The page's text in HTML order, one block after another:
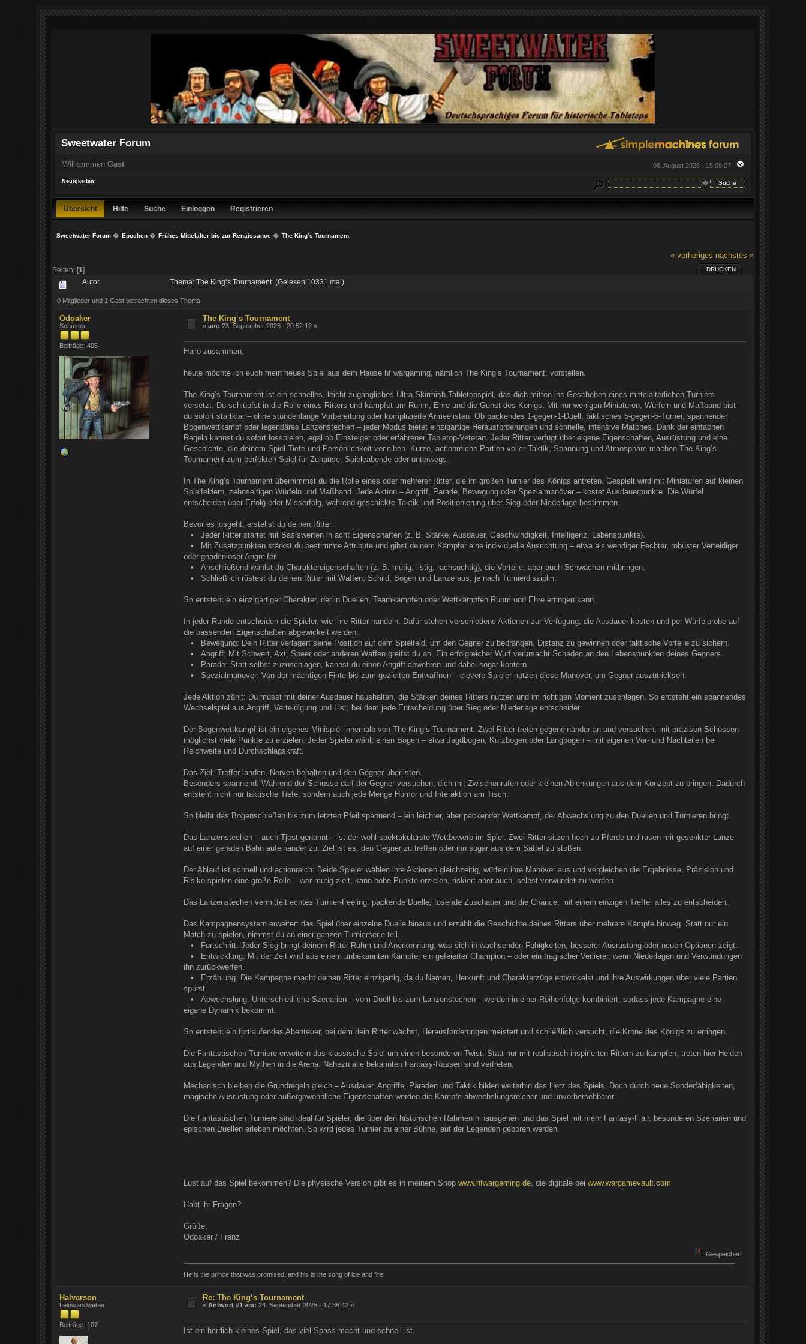
Sweetwater Forum
08. August 2026 - 15:09:07
Willkommen Gast
�
Neuigkeiten:
Übersicht Hilfe Suche Einloggen Registrieren
Sweetwater Forum� Epochen� Frühes Mittelalter bis zur Renaissance� The King‘s Tournament
« vorheriges nächstes »
Seiten: [1] DRUCKEN
Autor Thema: The King‘s Tournament (Gelesen 10331 mal)
0 Mitglieder und 1 Gast betrachten dieses Thema.
Odoaker
Schuster
Beiträge: 405
The King‘s Tournament
«am: 23. September 2025 - 20:52:12 »
Hallo zusammen,
heute möchte ich euch mein neues Spiel aus dem Hause hf wargaming, nämlich The King‘s Tournament, vorstellen.
The King’s Tournament ist ein schnelles, leicht zugängliches Ultra-Skirmish-Tabletopspiel, das dich mitten ins Geschehen eines mittelalterlichen Turniers
versetzt. Du schlüpfst in die Rolle eines Ritters und kämpfst um Ruhm, Ehre und die Gunst des Königs. Mit nur wenigen Miniaturen, Würfeln und Maßband bist
du sofort startklar – ohne stundenlange Vorbereitung oder komplizierte Armeelisten. Ob packendes 1-gegen-1-Duell, taktisches 5-gegen-5-Turnei, spannender
Bogenwettkampf oder legendäres Lanzenstechen – jeder Modus bietet einzigartige Herausforderungen und schnelle, intensive Matches. Dank der einfachen
Regeln kannst du sofort losspielen, egal ob Einsteiger oder erfahrener Tabletop-Veteran. Jeder Ritter verfügt über eigene Eigenschaften, Ausrüstung und eine
Geschichte, die deinem Spiel Tiefe und Persönlichkeit verleihen. Kurze, actionreiche Partien voller Taktik, Spannung und Atmosphäre machen The King’s
Tournament zum perfekten Spiel für Zuhause, Spieleabende oder unterwegs.
In The King’s Tournament übernimmst du die Rolle eines oder mehrerer Ritter, die im großen Turnier des Königs antreten. Gespielt wird mit Miniaturen auf kleinen
Spielfeldern, zehnseitigen Würfeln und Maßband. Jede Aktion – Angriff, Parade, Bewegung oder Spezialmanöver – kostet Ausdauerpunkte. Die Würfel
entscheiden über Erfolg oder Misserfolg, während geschickte Taktik und Positionierung über Sieg oder Niederlage bestimmen.
Bevor es losgeht, erstellst du deinen Ritter:
• Jeder Ritter startet mit Basiswerten in acht Eigenschaften (z. B. Stärke, Ausdauer, Geschwindigkeit, Intelligenz, Lebenspunkte).
• Mit Zusatzpunkten stärkst du bestimmte Attribute und gibst deinem Kämpfer eine individuelle Ausrichtung – etwa als wendiger Fechter, robuster Verteidiger
oder gnadenloser Angreifer.
• Anschließend wählst du Charaktereigenschaften (z. B. mutig, listig, rachsüchtig), die Vorteile, aber auch Schwächen mitbringen.
• Schließlich rüstest du deinen Ritter mit Waffen, Schild, Bogen und Lanze aus, je nach Turnierdisziplin.
So entsteht ein einzigartiger Charakter, der in Duellen, Teamkämpfen oder Wettkämpfen Ruhm und Ehre erringen kann.
In jeder Runde entscheiden die Spieler, wie ihre Ritter handeln. Dafür stehen verschiedene Aktionen zur Verfügung, die Ausdauer kosten und per Würfelprobe auf
die passenden Eigenschaften abgewickelt werden:
• Bewegung: Dein Ritter verlagert seine Position auf dem Spielfeld, um den Gegner zu bedrängen, Distanz zu gewinnen oder taktische Vorteile zu sichern.
• Angriff: Mit Schwert, Axt, Speer oder anderen Waffen greifst du an. Ein erfolgreicher Wurf verursacht Schaden an den Lebenspunkten deines Gegners.
• Parade: Statt selbst zuzuschlagen, kannst du einen Angriff abwehren und dabei sogar kontern.
• Spezialmanöver: Von der mächtigen Finte bis zum gezielten Entwaffnen – clevere Spieler nutzen diese Manöver, um Gegner auszutricksen.
Jede Aktion zählt: Du musst mit deiner Ausdauer haushalten, die Stärken deines Ritters nutzen und im richtigen Moment zuschlagen. So entsteht ein spannendes
Wechselspiel aus Angriff, Verteidigung und List, bei dem jede Entscheidung über Sieg oder Niederlage entscheidet.
Der Bogenwettkampf ist ein eigenes Minispiel innerhalb von The King’s Tournament. Zwei Ritter treten gegeneinander an und versuchen, mit präzisen Schüssen
möglichst viele Punkte zu erzielen. Jeder Spieler wählt einen Bogen – etwa Jagdbogen, Kurzbogen oder Langbogen – mit eigenen Vor- und Nachteilen bei
Reichweite und Durchschlagskraft.
Das Ziel: Treffer landen, Nerven behalten und den Gegner überlisten.
Besonders spannend: Während der Schüsse darf der Gegner versuchen, dich mit Zwischenrufen oder kleinen Ablenkungen aus dem Konzept zu bringen. Dadurch
entsteht nicht nur taktische Tiefe, sondern auch jede Menge Humor und Interaktion am Tisch.
So bleibt das Bogenschießen bis zum letzten Pfeil spannend – ein leichter, aber packender Wettkampf, der Abwechslung zu den Duellen und Turnieren bringt.
Das Lanzenstechen – auch Tjost genannt – ist der wohl spektakulärste Wettbewerb im Spiel. Zwei Ritter sitzen hoch zu Pferde und rasen mit gesenkter Lanze
auf einer geraden Bahn aufeinander zu. Ziel ist es, den Gegner zu treffen oder ihn sogar aus dem Sattel zu stoßen.
Der Ablauf ist schnell und actionreich: Beide Spieler wählen ihre Aktionen gleichzeitig, würfeln ihre Manöver aus und vergleichen die Ergebnisse. Präzision und
Risiko spielen eine große Rolle – wer mutig zielt, kann hohe Punkte erzielen, riskiert aber auch, selbst verwundet zu werden.
Das Lanzenstechen vermittelt echtes Turnier-Feeling: packende Duelle, tosende Zuschauer und die Chance, mit einem einzigen Treffer alles zu entscheiden.
Das Kampagnensystem erweitert das Spiel über einzelne Duelle hinaus und erzählt die Geschichte deines Ritters über mehrere Kämpfe hinweg. Statt nur ein
Match zu spielen, nimmst du an einer ganzen Turnierserie teil.
• Fortschritt: Jeder Sieg bringt deinem Ritter Ruhm und Anerkennung, was sich in wachsenden Fähigkeiten, besserer Ausrüstung oder neuen Optionen zeigt.
• Entwicklung: Mit der Zeit wird aus einem unbekannten Kämpfer ein gefeierter Champion – oder ein tragischer Verlierer, wenn Niederlagen und Verwundungen
ihn zurückwerfen.
• Erzählung: Die Kampagne macht deinen Ritter einzigartig, da du Namen, Herkunft und Charakterzüge entwickelst und ihre Auswirkungen über viele Partien
spürst.
• Abwechslung: Unterschiedliche Szenarien – vom Duell bis zum Lanzenstechen – werden in einer Reihenfolge kombiniert, sodass jede Kampagne eine
eigene Dynamik bekommt.
So entsteht ein fortlaufendes Abenteuer, bei dem dein Ritter wächst, Herausforderungen meistert und schließlich versucht, die Krone des Königs zu erringen.
Die Fantastischen Turniere erweitern das klassische Spiel um einen besonderen Twist: Statt nur mit realistisch inspirierten Rittern zu kämpfen, treten hier Helden
aus Legenden und Mythen in die Arena. Nahezu alle bekannten Fantasy-Rassen sind vertreten.
Mechanisch bleiben die Grundregeln gleich – Ausdauer, Angriffe, Paraden und Taktik bilden weiterhin das Herz des Spiels. Doch durch neue Sonderfähigkeiten,
magische Ausrüstung oder außergewöhnliche Eigenschaften werden die Kämpfe abwechslungsreicher und unvorhersehbarer.
Die Fantastischen Turniere sind ideal für Spieler, die über den historischen Rahmen hinausgehen und das Spiel mit mehr Fantasy-Flair, besonderen Szenarien und
epischen Duellen erleben möchten. So wird jedes Turnier zu einer Bühne, auf der Legenden geboren werden.
Lust auf das Spiel bekommen? Die physische Version gibt es in meinem Shop www.hfwargaming.de, die digitale bei www.wargamevault.com
Habt ihr Fragen?
Grüße,
Odoaker / Franz
Gespeichert
He is the prince that was promised, and his is the song of ice and fire.
Halvarson
Leinwandweber
Beiträge: 107
Re: The King‘s Tournament
«Antwort #1 am: 24. September 2025 - 17:36:42 »
Ist ein herrlich kleines Spiel, das viel Spass macht und schnell ist.